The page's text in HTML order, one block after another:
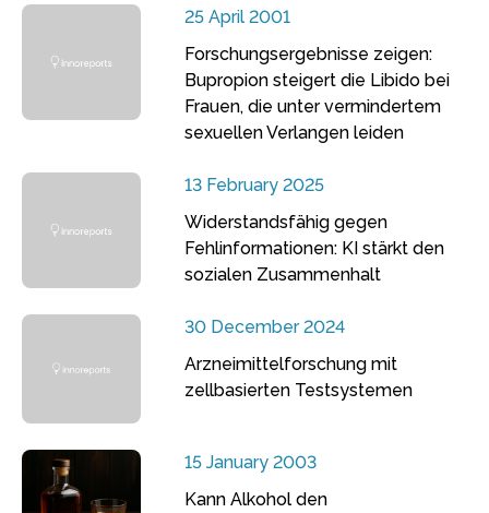
25 April 2001
Forschungsergebnisse zeigen:
Bupropion steigert die Libido bei
Frauen, die unter vermindertem
sexuellen Verlangen leiden
13 February 2025
Widerstandsfähig gegen
Fehlinformationen: KI stärkt den
sozialen Zusammenhalt
30 December 2024
Arzneimittelforschung mit
zellbasierten Testsystemen
15 January 2003
Kann Alkohol den